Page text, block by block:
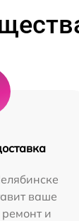
ваше
ремонт и